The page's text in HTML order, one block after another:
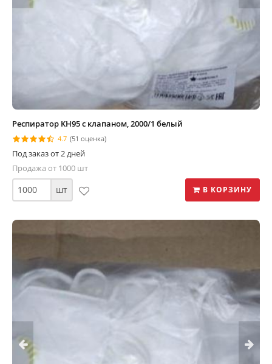
Респиратор КН95 с клапаном, 2000/1 белый
4.7 (51 оценка)
Под заказ от 2 дней
Продажа от 1000 шт
шт В КОРЗИНУ